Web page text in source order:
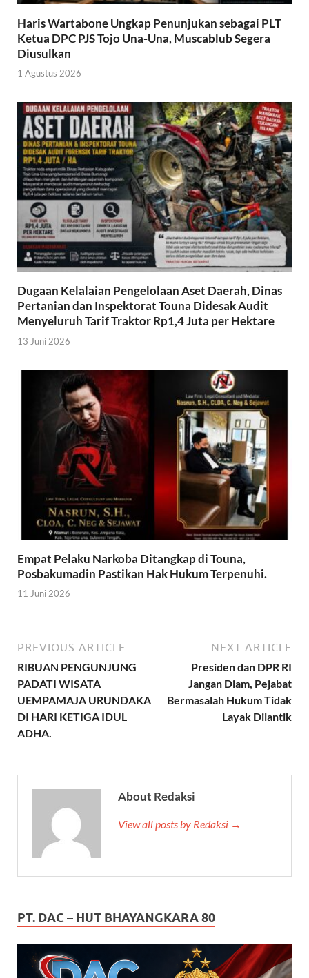
Haris Wartabone Ungkap Penunjukan sebagai PLT
Ketua DPC PJS Tojo Una-Una, Muscablub Segera
Diusulkan
1 Agustus 2026
Dugaan Kelalaian Pengelolaan Aset Daerah, Dinas
Pertanian dan Inspektorat Touna Didesak Audit
Menyeluruh Tarif Traktor Rp1,4 Juta per Hektare
13 Juni 2026
Empat Pelaku Narkoba Ditangkap di Touna,
Posbakumadin Pastikan Hak Hukum Terpenuhi.
11 Juni 2026
PREVIOUS ARTICLE
RIBUAN PENGUNJUNG
PADATI WISATA
UEMPAMAJA URUNDAKA
DI HARI KETIGA IDUL
ADHA.
NEXT ARTICLE
Presiden dan DPR RI
Jangan Diam, Pejabat
Bermasalah Hukum Tidak
Layak Dilantik
About Redaksi
View all posts by Redaksi →
PT. DAC – HUT BHAYANGKARA 80